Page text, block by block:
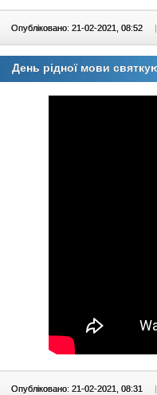
Опубліковано: 21-02-2021, 08:52 |
День рідної мови
Опубліковано: 21-02-2021, 08:31 |